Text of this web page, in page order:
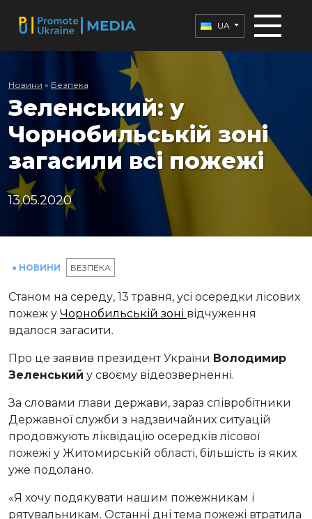
UA
Новини » Безпека
Зеленський: у
Чорнобильській зоні
загасили всі пожежі
13.05.2020
● НОВИНИ БЕЗПЕКА
Станом на середу, 13 травня, усі осередки лісових
пожеж у Чорнобильській зоні відчуження
вдалося загасити.
Про це заявив президент України Володимир
Зеленський у своєму відеозверненні.
За словами глави держави, зараз співробітники
Державної служби з надзвичайних ситуацій
продовжують ліквідацію осередків лісової
пожежі у Житомирській області, більшість із яких
уже подолано.
«Я хочу подякувати нашим пожежникам і
рятувальникам. Останні дні тема пожежі втратила